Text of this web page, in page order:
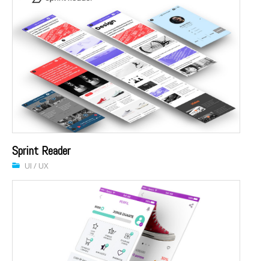
Sprint Reader
UI / UX